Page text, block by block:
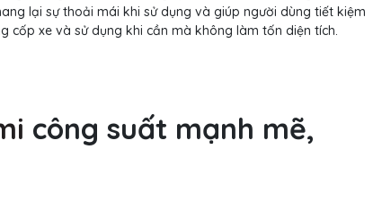
lại sự thoải mái khi sử dụng và giúp người dùng tiết kiệm
cốp xe và sử dụng khi cần mà không làm tốn diện tích.
công suất mạnh mẽ,